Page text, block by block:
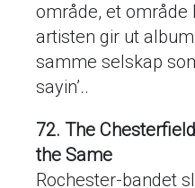
område, et område
artisten gir ut
samme selskap
sayin’..
72. The
the Same
Rochester-bandet